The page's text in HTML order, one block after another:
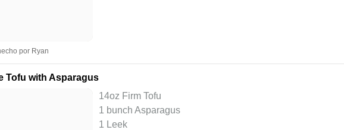
por Ryan
Tofu with Asparagus
14oz Firm Tofu
1 bunch Asparagus
1 Leek